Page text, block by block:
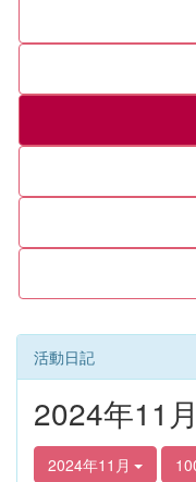
活動日記
2024年11
2024年11月